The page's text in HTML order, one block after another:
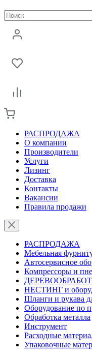
РАСПРОДАЖА
О компании
Производители
Услуги
Лизинг
Доставка
Контакты
Вакансии
Правила продажи
РАСПРОДАЖА
Мебельная
Автосервисное
Компрессоры и
НЕСТИНГ и
Шланги и рукава
Оборудование по
Обработка металла
Инструмент
Расходные
Упаковочные